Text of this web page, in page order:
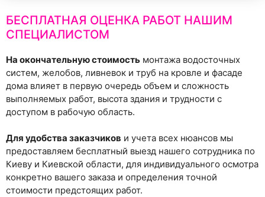
БЕСПЛАТНАЯ ОЦЕНКА РАБОТ НАШИМ
СПЕЦИАЛИСТОМ
На окончательную стоимость монтажа водосточных
систем, желобов, ливневок и труб на кровле и фасаде
дома влияет в первую очередь объем и сложность
выполняемых работ, высота здания и трудности с
доступом в рабочую область.
Для удобства заказчиков и учета всех нюансов мы
предоставляем бесплатный выезд нашего сотрудника по
Киеву и Киевской области, для индивидуального осмотра
конкретно вашего заказа и определения точной
стоимости предстоящих работ.